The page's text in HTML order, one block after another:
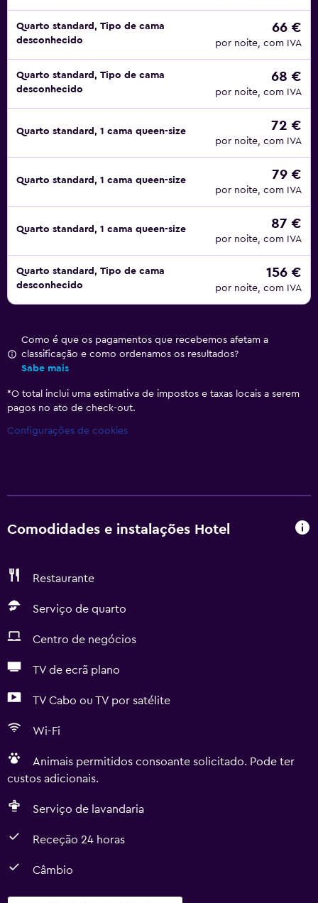
Quarto standard, Tipo de cama
desconhecido
66 €
por noite, com IVA
Quarto standard, Tipo de cama
desconhecido
68 €
por noite, com IVA
Quarto standard, 1 cama queen-size 72 €
por noite, com IVA
Quarto standard, 1 cama queen-size 79 €
por noite, com IVA
Quarto standard, 1 cama queen-size 87 €
por noite, com IVA
Quarto standard, Tipo de cama
desconhecido
156 €
por noite, com IVA
Como é que os pagamentos que recebemos afetam a
classificação e como ordenamos os resultados?
Sabe mais
*O total inclui uma estimativa de impostos e taxas locais a serem
pagos no ato de check-out.
Configurações de cookies
Comodidades e instalações Hotel
Restaurante
Serviço de quarto
Centro de negócios
TV de ecrã plano
TV Cabo ou TV por satélite
Wi-Fi
Animais permitidos consoante solicitado. Pode ter
custos adicionais.
Serviço de lavandaria
Receção 24 horas
Câmbio